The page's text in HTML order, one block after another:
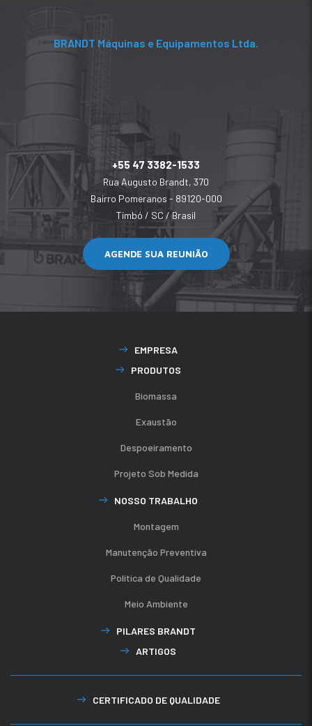
BRANDT Máquinas e Equipamentos Ltda.
+55 47 3382-1533
Rua Augusto Brandt, 370
Bairro Pomeranos - 89120-000
Timbó / SC / Brasil
AGENDE SUA REUNIÃO
EMPRESA
PRODUTOS
Biomassa
Exaustão
Despoeiramento
Projeto Sob Medida
NOSSO TRABALHO
Montagem
Manutenção Preventiva
Política de Qualidade
Meio Ambiente
PILARES BRANDT
ARTIGOS
CERTIFICADO DE QUALIDADE